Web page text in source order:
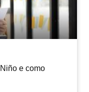
e como